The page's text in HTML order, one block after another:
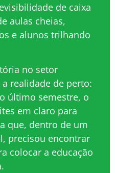
de caixa
aulas cheias,
e alunos trilhando
no setor
realidade de perto:
último semestre, o
em claro para
que, dentro de um
precisou encontrar
colocar a educação